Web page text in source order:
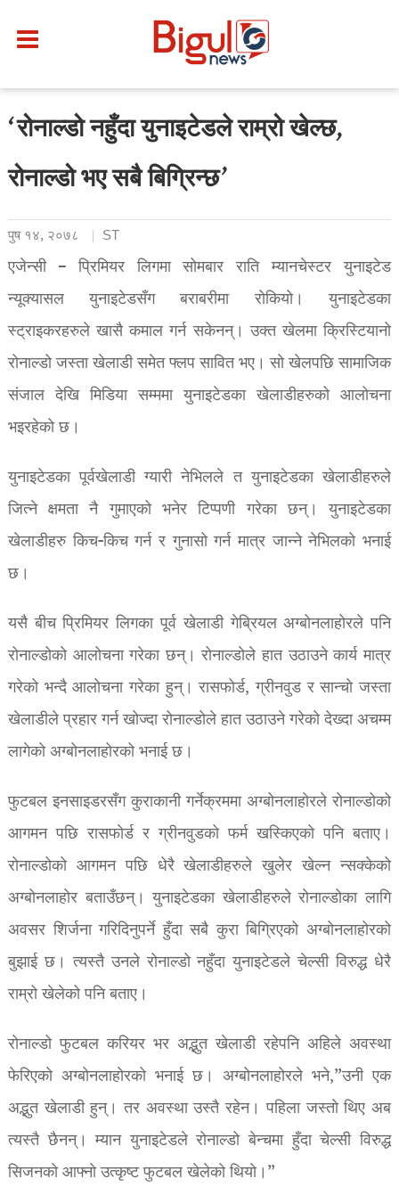
‘रोनाल्डो नहुँदा युनाइटेडले राम्रो खेल्छ,
रोनाल्डो भए सबै बिग्रिन्छ’
पुष १४, २०७८ ST
एजेन्सी – प्रिमियर लिगमा सोमबार राति म्यानचेस्टर युनाइटेड
न्यूक्यासल युनाइटेडसँग बराबरीमा रोकियो। युनाइटेडका
स्ट्राइकरहरुले खासै कमाल गर्न सकेनन्। उक्त खेलमा क्रिस्टियानो
रोनाल्डो जस्ता खेलाडी समेत फ्लप सावित भए। सो खेलपछि सामाजिक
संजाल देखि मिडिया सम्ममा युनाइटेडका खेलाडीहरुको आलोचना
भइरहेको छ।
युनाइटेडका पूर्वखेलाडी ग्यारी नेभिलले त युनाइटेडका खेलाडीहरुले
जित्ने क्षमता नै गुमाएको भनेर टिप्पणी गरेका छन्। युनाइटेडका
खेलाडीहरु किच-किच गर्न र गुनासो गर्न मात्र जान्ने नेभिलको भनाई
छ।
यसै बीच प्रिमियर लिगका पूर्व खेलाडी गेब्रियल अग्बोनलाहोरले पनि
रोनाल्डोको आलोचना गरेका छन्। रोनाल्डोले हात उठाउने कार्य मात्र
गरेको भन्दै आलोचना गरेका हुन्। रासफोर्ड, ग्रीनवुड र सान्चो जस्ता
खेलाडीले प्रहार गर्न खोज्दा रोनाल्डोले हात उठाउने गरेको देख्दा अचम्म
लागेको अग्बोनलाहोरको भनाई छ।
फुटबल इनसाइडरसँग कुराकानी गर्नेक्रममा अग्बोनलाहोरले रोनाल्डोको
आगमन पछि रासफोर्ड र ग्रीनवुडको फर्म खस्किएको पनि बताए।
रोनाल्डोको आगमन पछि धेरै खेलाडीहरुले खुलेर खेल्न न्सक्केको
अग्बोनलाहोर बताउँछन्। युनाइटेडका खेलाडीहरुले रोनाल्डोका लागि
अवसर शिर्जना गरिदिनुपर्ने हुँदा सबै कुरा बिग्रिएको अग्बोनलाहोरको
बुझाई छ। त्यस्तै उनले रोनाल्डो नहुँदा युनाइटेडले चेल्सी विरुद्ध धेरै
राम्रो खेलेको पनि बताए।
रोनाल्डो फुटबल करियर भर अद्भुत खेलाडी रहेपनि अहिले अवस्था
फेरिएको अग्बोनलाहोरको भनाई छ। अग्बोनलाहोरले भने,”उनी एक
अद्भुत खेलाडी हुन्। तर अवस्था उस्तै रहेन। पहिला जस्तो थिए अब
त्यस्तै छैनन्। म्यान युनाइटेडले रोनाल्डो बेन्चमा हुँदा चेल्सी विरुद्ध
सिजनको आफ्नो उत्कृष्ट फुटबल खेलेको थियो।”